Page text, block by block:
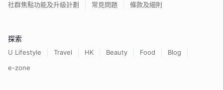
社群焦點功能及升級計劃
常見問題 條款及細則
探索
U Lifestyle Travel HK Beauty Food
Blog
e-zone